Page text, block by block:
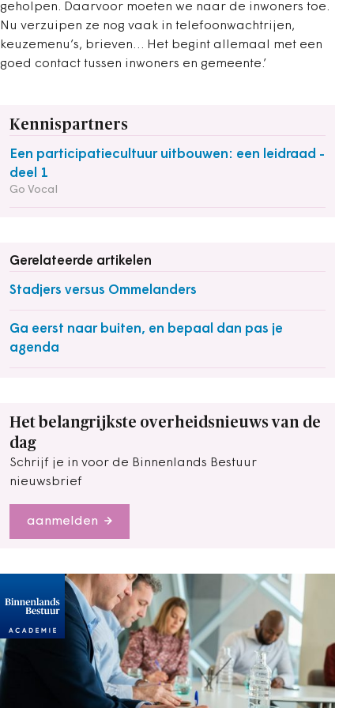
geholpen. Daarvoor moeten we naar de inwoners toe.
Nu verzuipen ze nog vaak in telefoonwachtrijen,
keuzemenu’s, brieven… Het begint allemaal met een
goed contact tussen inwoners en gemeente.’
Kennispartners
Een participatiecultuur uitbouwen: een leidraad -
deel 1
Go Vocal
Gerelateerde artikelen
Stadjers versus Ommelanders
Ga eerst naar buiten, en bepaal dan pas je
agenda
Het belangrijkste overheidsnieuws van de
dag
Schrijf je in voor de Binnenlands Bestuur
nieuwsbrief
aanmelden